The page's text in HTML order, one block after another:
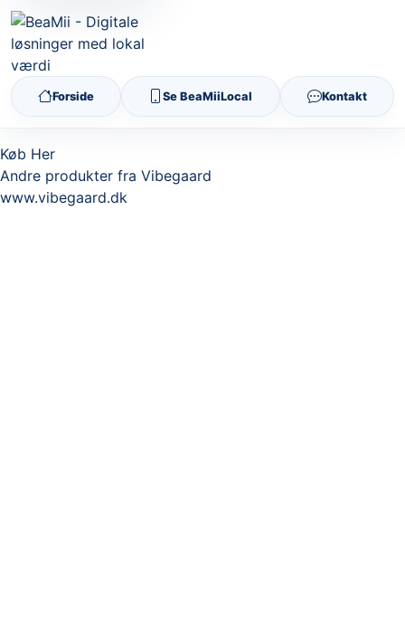
Forside Se BeaMiiLocal Kontakt
Køb Her
Andre produkter fra Vibegaard
www.vibegaard.dk